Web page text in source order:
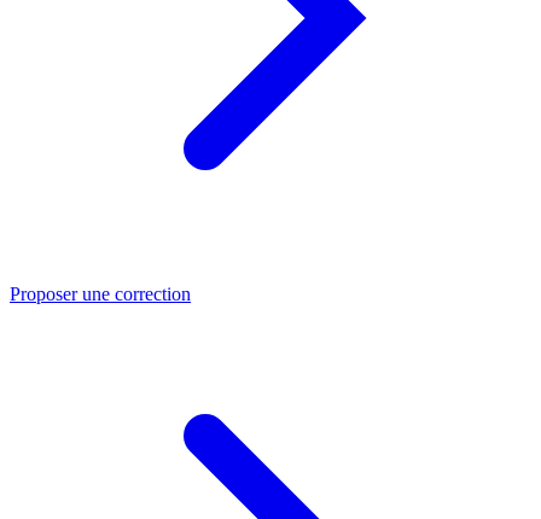
Proposer une correction